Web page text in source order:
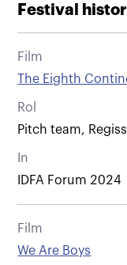
Festival
Film
The Eighth
Rol
Pitch team,
In
IDFA Forum 2024
Film
We Are Boys